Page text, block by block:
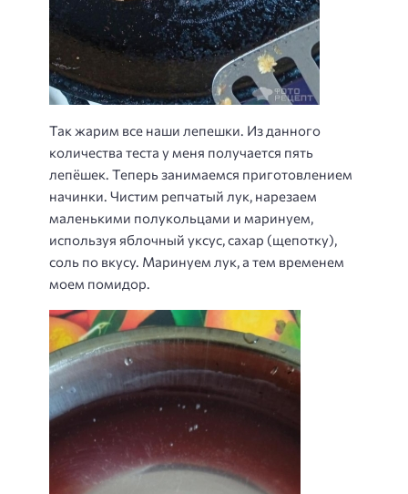
Так жарим все наши лепешки. Из данного
количества теста у меня получается пять
лепёшек. Теперь занимаемся приготовлением
начинки. Чистим репчатый лук, нарезаем
маленькими полукольцами и маринуем,
используя яблочный уксус, сахар (щепотку),
соль по вкусу. Маринуем лук, а тем временем
моем помидор.